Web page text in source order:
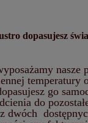
dopasujesz
nasze
temperatury
go
do
dwóch